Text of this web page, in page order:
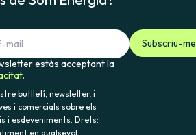
Subscriu-me
estàs acceptant la
butlletí, newsletter, i
i comercials sobre els
i esdeveniments. Drets:
en qualsevol